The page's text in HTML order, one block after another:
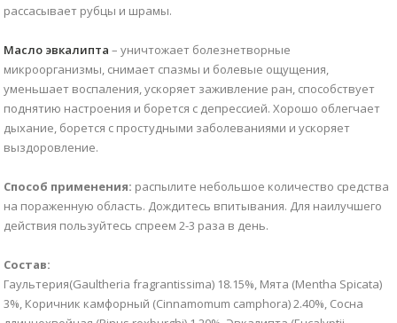
рассасывает рубцы и шрамы.
Масло эвкалипта – уничтожает болезнетворные
микроорганизмы, снимает спазмы и болевые ощущения,
уменьшает воспаления, ускоряет заживление ран, способствует
поднятию настроения и борется с депрессией. Хорошо облегчает
дыхание, борется с простудными заболеваниями и ускоряет
выздоровление.
Способ применения: распылите небольшое количество средства
на пораженную область. Дождитесь впитывания. Для наилучшего
действия пользуйтесь спреем 2-3 раза в день.
Состав:
Гаультерия(Gaultheria fragrantissima) 18.15%, Мята (Mentha Spicata)
3%, Коричник камфорный (Cinnamomum camphora) 2.40%, Сосна